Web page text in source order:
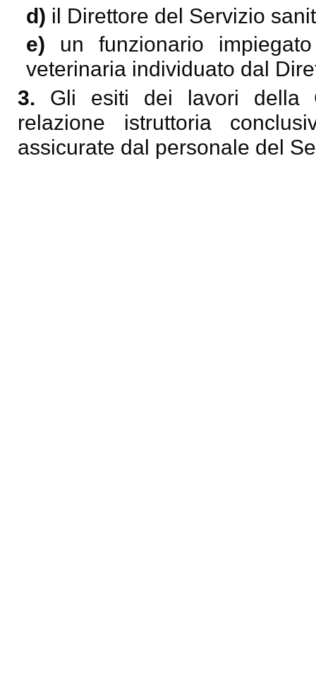
d) il Direttore del Servizio
e) un funzionario
veterinaria individuato dal
3. Gli esiti dei lavori della
relazione istruttoria
assicurate dal personale del